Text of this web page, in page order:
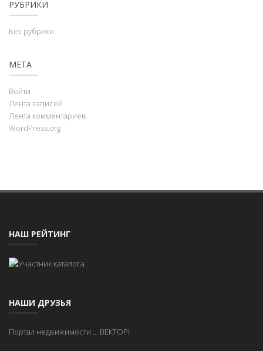
РУБРИКИ
Без рубрики
МЕТА
Войти
Лента записей
Лента комментариев
WordPress.org
НАШ РЕЙТИНГ
НАШИ ДРУЗЬЯ
Портал недвижимости ... ВЕКТОР!